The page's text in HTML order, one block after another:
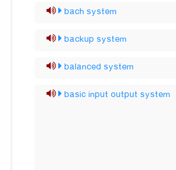
bach system
backup system
balanced system
basic input output system